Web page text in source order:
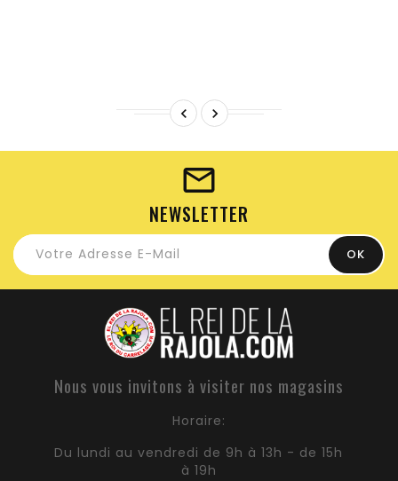
 
NEWSLETTER
Nous vous invitons à visiter nos magasins
Horaire:
Du lundi au vendredi de 9h à 13h - de 15h
à 19h